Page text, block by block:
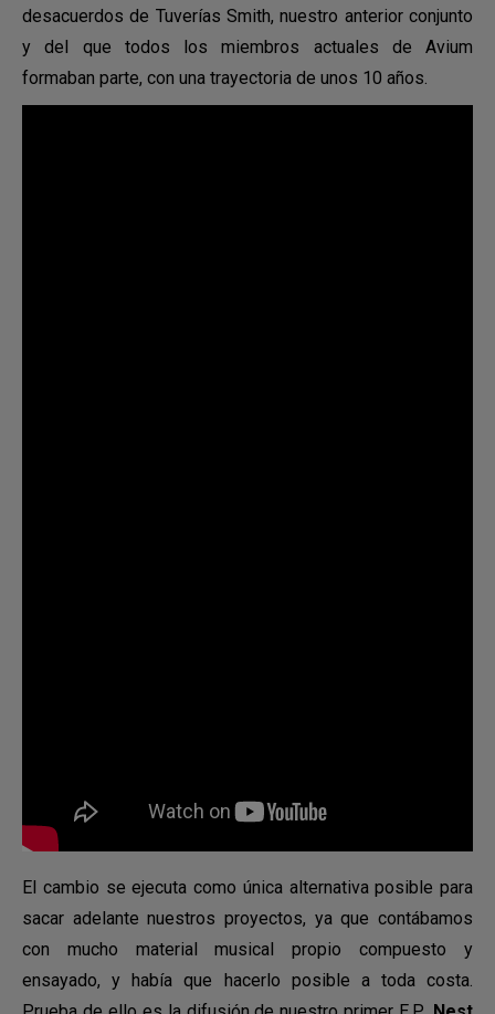
desacuerdos de Tuverías Smith, nuestro anterior conjunto
y del que todos los miembros actuales de Avium
formaban parte, con una trayectoria de unos 10 años.
El cambio se ejecuta como única alternativa posible para
sacar adelante nuestros proyectos, ya que contábamos
con mucho material musical propio compuesto y
ensayado, y había que hacerlo posible a toda costa.